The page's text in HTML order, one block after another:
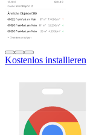
Kostenlos installieren